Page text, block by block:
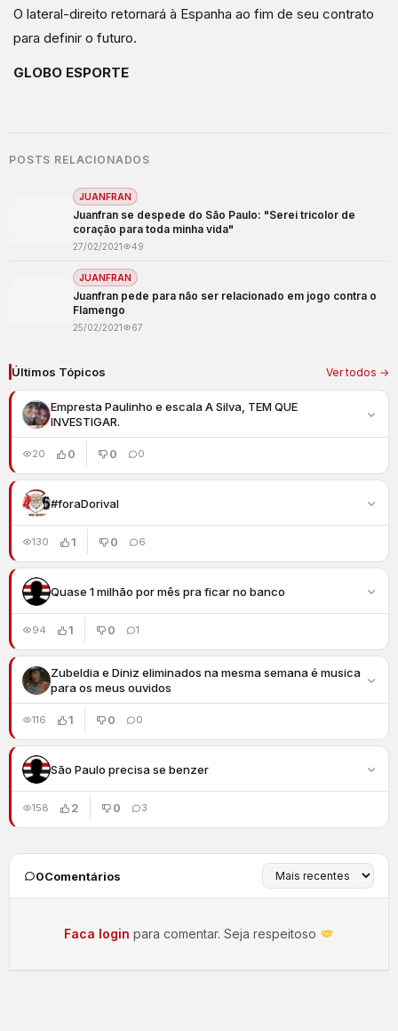
O lateral-direito retornará à Espanha ao fim de seu contrato
para definir o futuro.
GLOBO ESPORTE
POSTS RELACIONADOS
JUANFRAN
Juanfran se despede do São Paulo: "Serei tricolor de
coração para toda minha vida"
27/02/2021 49
JUANFRAN
Juanfran pede para não ser relacionado em jogo contra o
Flamengo
25/02/2021 67
Últimos Tópicos Ver todos →
Empresta Paulinho e escala A Silva, TEM QUE
INVESTIGAR.
20 0 0 0
#foraDorival
130 1 0 6
Quase 1 milhão por mês pra ficar no banco
94 1 0 1
Zubeldia e Diniz eliminados na mesma semana é musica
para os meus ouvidos
116 1 0 0
São Paulo precisa se benzer
158 2 0 3
0Comentários
Faca login para comentar. Seja respeitoso